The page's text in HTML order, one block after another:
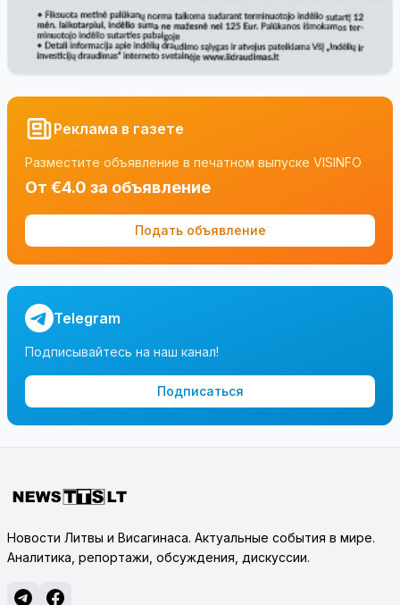
Реклама в газете
Разместите объявление в печатном выпуске VISINFO
От €4.0 за объявление
Подать объявление
Telegram
Подписывайтесь на наш канал!
Подписаться
Новости Литвы и Висагинаса. Актуальные события в мире.
Аналитика, репортажи, обсуждения, дискуссии.